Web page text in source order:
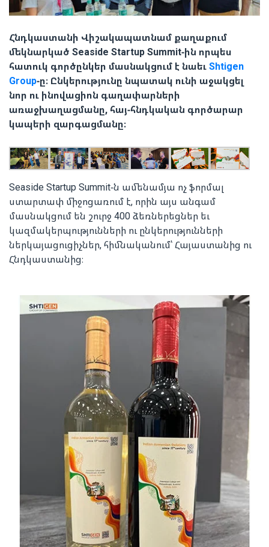
Հնդկաստանի Վիշակապատնամ քաղաքում
մեկնարկած Seaside Startup Summit-ին որպես
հատուկ գործընկեր մասնակցում է նաեւShtigen
Group-ը։ Ընկերությունը նպատակ ունի աջակցել
նոր ու ինովացիոն գաղափարների
առաջխաղացմանը, հայ-հնդկական գործարար
կապերի զարգացմանը։
Seaside Startup Summit-ն ամենամյա ոչ ֆորմալ
ստարտափ միջոցառում է, որին այս անգամ
մասնակցում են շուրջ 400 ձեռներեցներ եւ
կազմակերպությունների ու ընկերությունների
ներկայացուցիչներ, հիմնականում՝ Հայաստանից ու
Հնդկաստանից։